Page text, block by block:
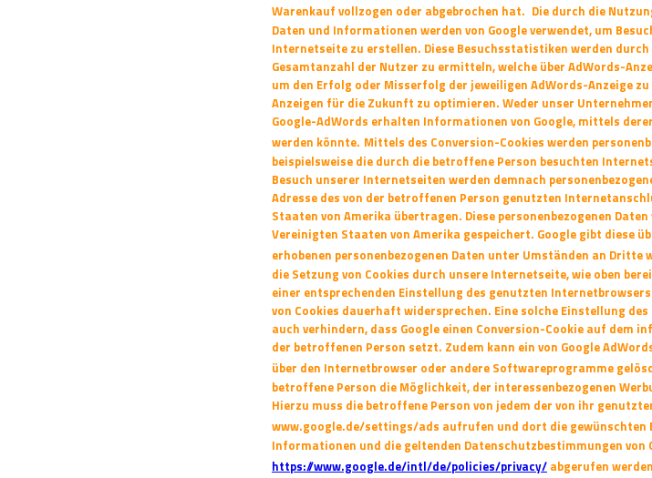
Warenkauf vollzogen oder abgebrochen hat. Die durch die
Daten und Informationen werden von Google verwendet, um
Internetseite zu erstellen. Diese Besuchsstatistiken werden durch
Gesamtanzahl der Nutzer zu ermitteln, welche über AdWords-
um den Erfolg oder Misserfolg der jeweiligen AdWords-Anzeige
Anzeigen für die Zukunft zu optimieren. Weder unser
Google-AdWords erhalten Informationen von Google, mittels
werden könnte. Mittels des Conversion-Cookies werden
beispielsweise die durch die betroffene Person besuchten
Besuch unserer Internetseiten werden demnach
Adresse des von der betroffenen Person genutzten
Staaten von Amerika übertragen. Diese personenbezogenen Daten
Vereinigten Staaten von Amerika gespeichert. Google gibt diese
erhobenen personenbezogenen Daten unter Umständen an Dritte
die Setzung von Cookies durch unsere Internetseite, wie oben
einer entsprechenden Einstellung des genutzten
von Cookies dauerhaft widersprechen. Eine solche Einstellung
auch verhindern, dass Google einen Conversion-Cookie auf dem
der betroffenen Person setzt. Zudem kann ein von Google
über den Internetbrowser oder andere Softwareprogramme
betroffene Person die Möglichkeit, der interessenbezogenen
Hierzu muss die betroffene Person von jedem der von ihr
www.google.de/settings/ads aufrufen und dort die gewünschten
Informationen und die geltenden Datenschutzbestimmungen von
https://www.google.de/intl/de/policies/privacy/ abgerufen